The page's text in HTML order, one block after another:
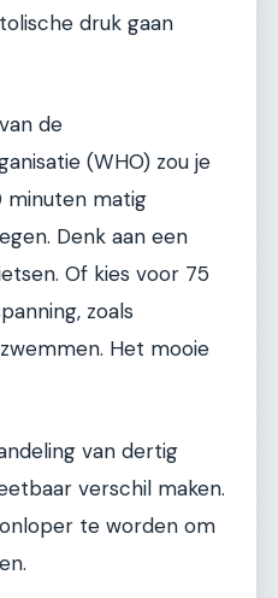
druk gaan
de
(WHO) zou je
minuten matig
Denk aan een
Of kies voor 75
zoals
Het mooie
van dertig
verschil maken.
te worden om